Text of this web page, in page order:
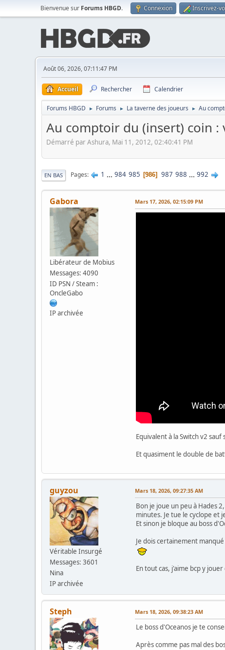
Bienvenue sur Forums HBGD. Connexion Inscrivez-
Août 06, 2026, 07:11:47 PM
Accueil Rechercher Calendrier
Forums HBGD ► Forums ► La taverne des joueurs ► Au
Au comptoir du (insert) coin
Démarré par Ashura, Mai 11, 2012, 02:40:41 PM
EN BAS Pages 1 ... 984 985 986 987 988 ... 992
Gabora
Libérateur de Mobius
Messages: 4090
ID PSN / Steam :
OncleGabo
IP archivée
Mars 17, 2026, 02:15:09 PM
Equivalent à la Switch v2
Et quasiment le double de
guyzou
Véritable Insurgé
Messages: 3601
Nina
IP archivée
Mars 18, 2026, 09:27:35 AM
Bon je joue un peu à Hades
minutes. Je tue le cyclope et
Et sinon je bloque au boss
Je dois certainement
En tout cas, j'aime bcp y
Steph Mars 18, 2026, 09:38:23 AM
Le boss d'Oceanos je te
Après comme pas mal des